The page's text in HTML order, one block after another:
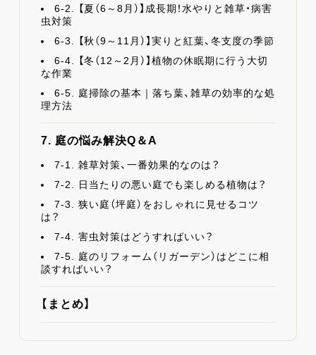
6-2. 【夏（6～8月）】成長期！水やりと雑草・病害
虫対策
6-3. 【秋（9～11月）】実りと紅葉、冬支度の季節
6-4. 【冬（12～2月）】植物の休眠期に行う大切
な作業
6-5. 庭掃除の基本｜落ち葉、雑草の効率的な処
理方法
7. 庭の悩み解決Q＆A
7-1. 雑草対策、一番効果的なのは？
7-2. 日当たりの悪い庭でも楽しめる植物は？
7-3. 狭い庭（坪庭）をおしゃれに見せるコツ
は？
7-4. 害虫対策はどうすればいい？
7-5. 庭のリフォーム（リガーデン）はどこに相
談すればいい？
【まとめ】